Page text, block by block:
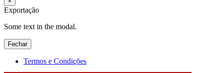
Exportação
Some text in the modal.
Fechar
Termos e Condições